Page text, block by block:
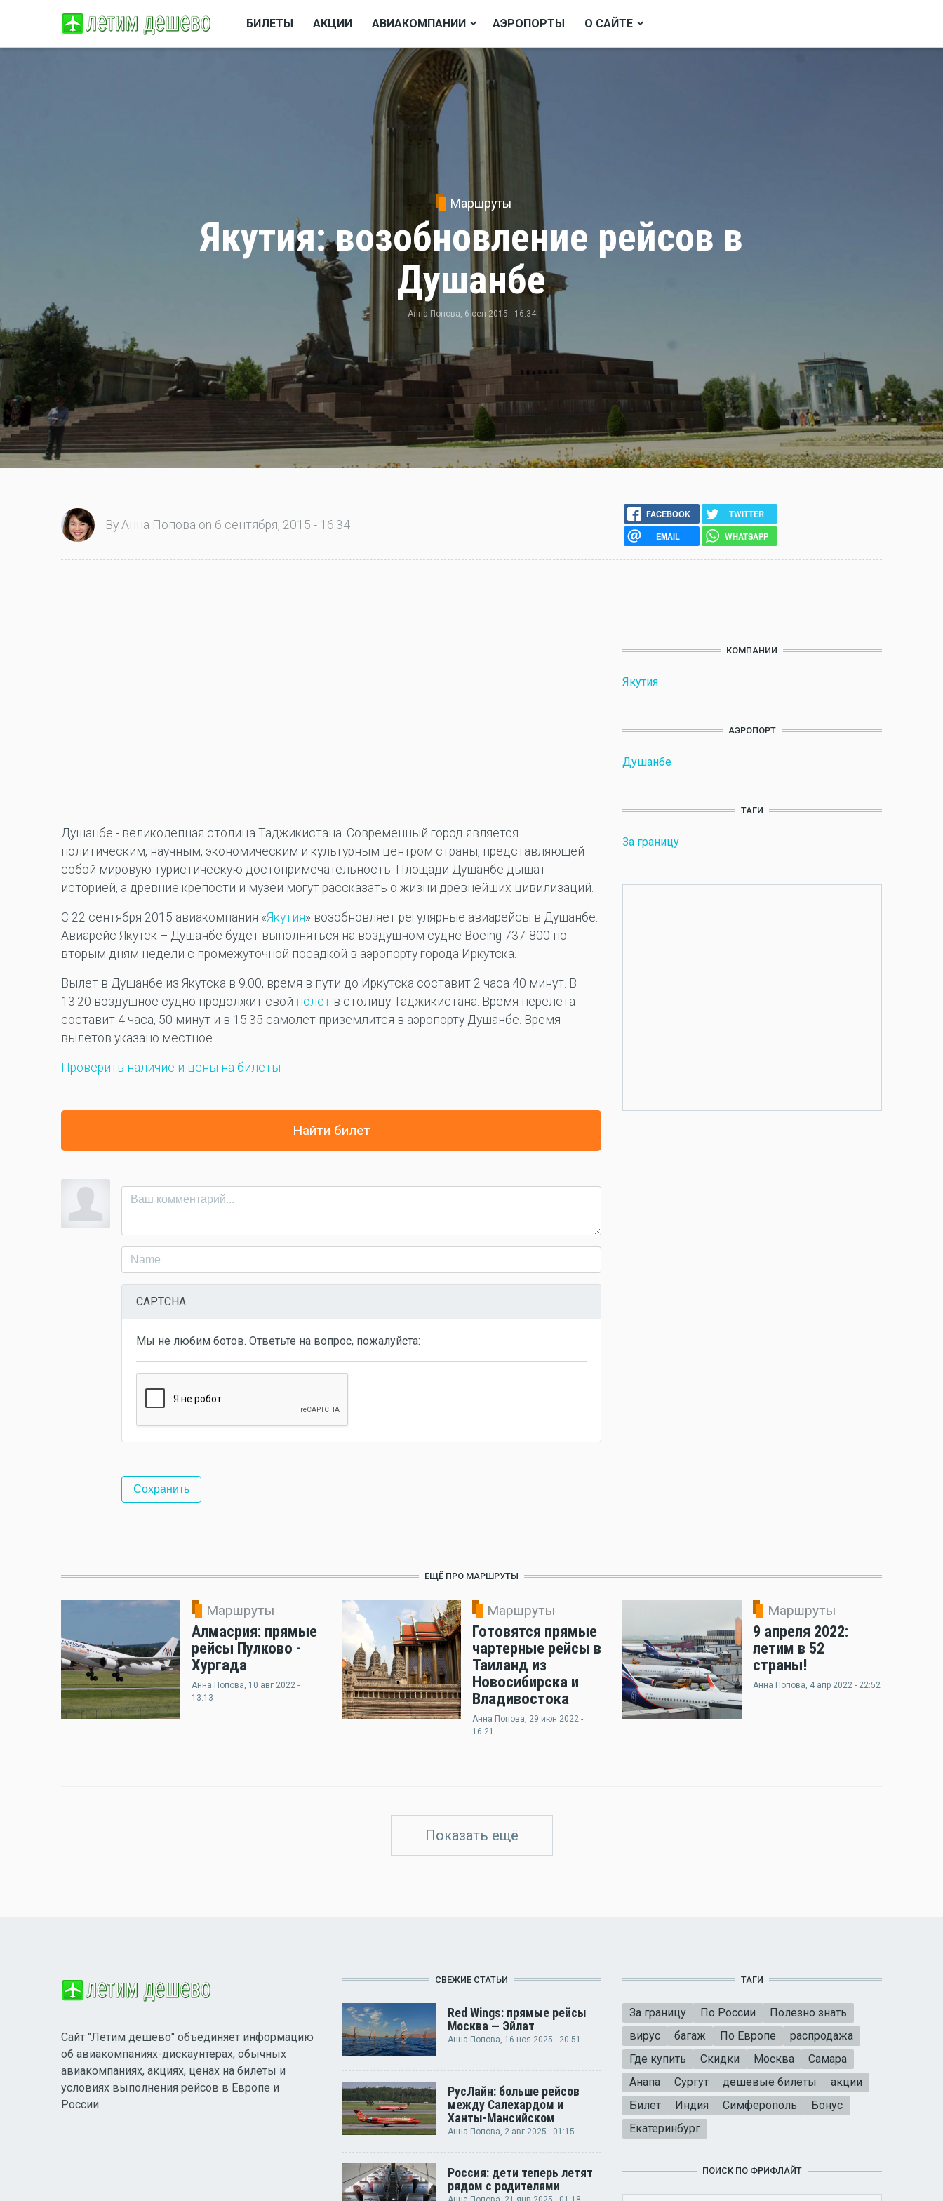
БИЛЕТЫ АКЦИИ АВИАКОМПАНИИ АЭРОПОРТЫ О САЙТЕ
Маршруты
Якутия: возобновление рейсов в
Душанбе
Анна Попова , 6 сен 2015 - 16:34
By Анна Попова on 6 сентября, 2015 - 16:34
FACEBOOK
TWITTER
EMAIL
WHATSAPP
Душанбе - великолепная столица Таджикистана. Современный город является
политическим, научным, экономическим и культурным центром страны, представляющей
собой мировую туристическую достопримечательность. Площади Душанбе дышат
историей, а древние крепости и музеи могут рассказать о жизни древнейших цивилизаций.
С 22 сентября 2015 авиакомпания «Якутия» возобновляет регулярные авиарейсы в Душанбе.
Авиарейс Якутск – Душанбе будет выполняться на воздушном судне Boeing 737-800 по
вторым дням недели с промежуточной посадкой в аэропорту города Иркутска.
Вылет в Душанбе из Якутска в 9.00, время в пути до Иркутска составит 2 часа 40 минут. В
13.20 воздушное судно продолжит свой полет в столицу Таджикистана. Время перелета
составит 4 часа, 50 минут и в 15.35 самолет приземлится в аэропорту Душанбе. Время
вылетов указано местное.
Проверить наличие и цены на билеты
Найти билет
CAPTCHA
Мы не любим ботов. Ответьте на вопрос, пожалуйста:
КОМПАНИИ
Якутия
АЭРОПОРТ
Душанбе
ТАГИ
За границу
ЕЩЁ ПРО МАРШРУТЫ
Маршруты
Алмасрия: прямые
рейсы Пулково -
Хургада
Анна Попова, 10 авг 2022 -
13:13
Маршруты
Готовятся прямые
чартерные рейсы в
Таиланд из
Новосибирска и
Владивостока
Анна Попова, 29 июн 2022 -
16:21
Маршруты
9 апреля 2022:
летим в 52
страны!
Анна Попова, 4 апр 2022 - 22:52
Показать ещё
Сайт "Летим дешево" объединяет информацию
об авиакомпаниях-дискаунтерах, обычных
авиакомпаниях, акциях, ценах на билеты и
условиях выполнения рейсов в Европе и
России.
СВЕЖИЕ СТАТЬИ
Red Wings: прямые рейсы
Москва — Эйлат
Анна Попова , 16 ноя 2025 - 20:51
РусЛайн: больше рейсов
между Салехардом и
Ханты-Мансийском
Анна Попова , 2 авг 2025 - 01:15
Россия: дети теперь летят
рядом с родителями
ТАГИ
За границу По России
Полезно знать
вирус
багаж По Европе
распродажа
Где купить
Скидки Москва
Самара
Анапа
Сургут дешевые билеты
акции
Билет
Индия Симферополь
Бонус
Екатеринбург
ПОИСК ПО ФРИФЛАЙТ